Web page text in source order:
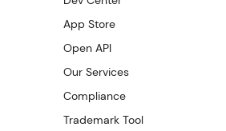
App Store
Open API
Our Services
Compliance
Trademark Tool